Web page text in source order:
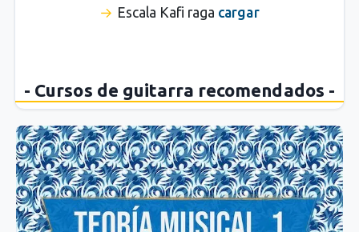
Escala Kafi raga cargar
- Cursos de guitarra recomendados -